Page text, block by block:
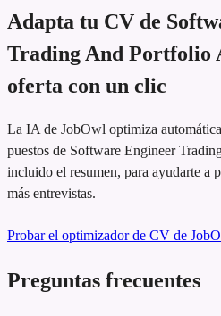
Adapta tu CV de
Trading And Portfolio
oferta con un clic
La IA de JobOwl optimiza
puestos de Software Engineer
incluido el resumen, para ayudarte a
más entrevistas.
Probar el optimizador de CV de
Preguntas frecuentes